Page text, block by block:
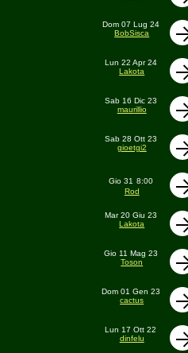
Dom 07 Lug 24
BobSisca
Lun 22 Apr 24
Lakota
Sab 16 Dic 23
maurillio
Sab 28 Ott 23
gioetgi2
Gio 31 8:00
Rod
Mar 20 Giu 23
Lakota
Gio 11 Mag 23
Toson
Dom 01 Gen 23
cactus
Lun 17 Ott 22
dinfelu